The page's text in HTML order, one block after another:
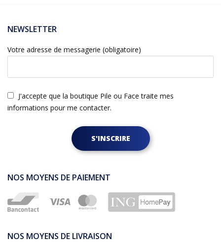
NEWSLETTER
Votre adresse de messagerie (obligatoire)
J'accepte que la boutique Pile ou Face traite mes
informations pour me contacter.
S'INSCRIRE
NOS MOYENS DE PAIEMENT
NOS MOYENS DE LIVRAISON